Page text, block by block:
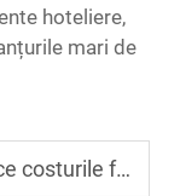
hoteliere,
mari de
folosind